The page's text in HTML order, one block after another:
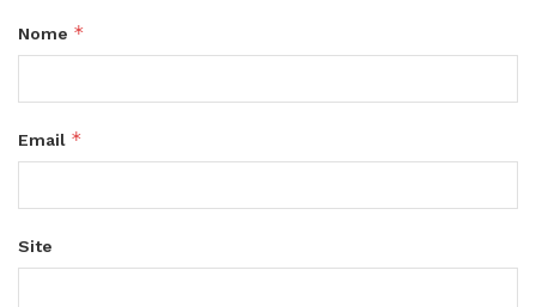
Nome *
Email *
Site